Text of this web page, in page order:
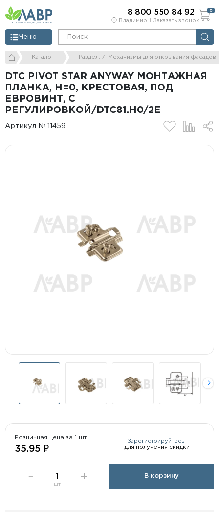
Владимир Заказать звонок
Меню
8 800 550 84 92 0
Каталог Раздел: 7. Механизмы для открывания фасадов
DTC PIVOT STAR ANYWAY МОНТАЖНАЯ
ПЛАНКА, H=0, КРЕСТОВАЯ, ПОД
ЕВРОВИНТ, С
РЕГУЛИРОВКОЙ/DTC81.H0/2E
Артикул № 11459
Розничная цена за 1 шт:
35.95 ₽
Зарегистрируйтесь!
для получения скидки
шт
В корзину